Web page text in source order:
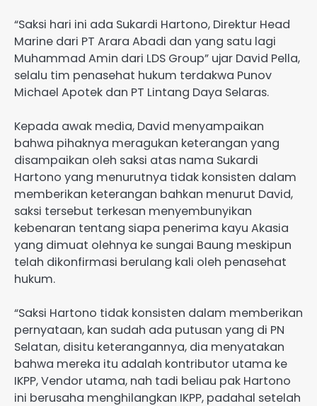
“Saksi hari ini ada Sukardi Hartono, Direktur Head
Marine dari PT Arara Abadi dan yang satu lagi
Muhammad Amin dari LDS Group” ujar David Pella,
selalu tim penasehat hukum terdakwa Punov
Michael Apotek dan PT Lintang Daya Selaras.
Kepada awak media, David menyampaikan
bahwa pihaknya meragukan keterangan yang
disampaikan oleh saksi atas nama Sukardi
Hartono yang menurutnya tidak konsisten dalam
memberikan keterangan bahkan menurut David,
saksi tersebut terkesan menyembunyikan
kebenaran tentang siapa penerima kayu Akasia
yang dimuat olehnya ke sungai Baung meskipun
telah dikonfirmasi berulang kali oleh penasehat
hukum.
“Saksi Hartono tidak konsisten dalam memberikan
pernyataan, kan sudah ada putusan yang di PN
Selatan, disitu keterangannya, dia menyatakan
bahwa mereka itu adalah kontributor utama ke
IKPP, Vendor utama, nah tadi beliau pak Hartono
ini berusaha menghilangkan IKPP, padahal setelah